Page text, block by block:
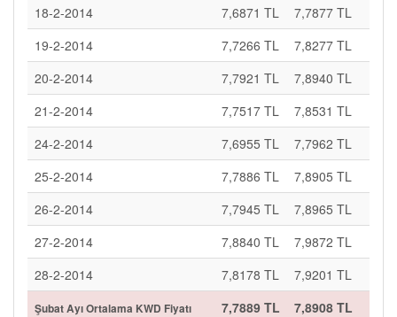
18-2-2014 7,6871 TL
7,7877 TL
19-2-2014
7,7266 TL
7,8277 TL
20-2-2014
7,7921 TL
7,8940 TL
21-2-2014
7,7517 TL
7,8531 TL
24-2-2014
7,6955 TL
7,7962 TL
25-2-2014
7,7886 TL
7,8905 TL
26-2-2014
7,7945 TL
7,8965 TL
27-2-2014
7,8840 TL
7,9872 TL
28-2-2014
7,8178 TL 7,9201 TL
Şubat Ayı Ortalama KWD Fiyatı 7,7889 TL 7,8908 TL